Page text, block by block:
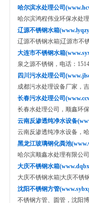
哈尔滨水处理公司
哈尔滨鸿程伟业环保水处
辽源不锈钢水箱
辽源不锈钢水箱|辽源市不
大连市不锈钢水箱
泉之源不锈钢，电话：
四川污水处理公司
成都污水处理设备厂家，
长春污水处理公司
长春水处理公司，顺鑫环保
云南反渗透纯净水设备
云南反渗透纯净水设备，
黑龙江玻璃钢化粪池
哈尔滨顺鑫水处理有限公
大庆不锈钢水箱
大庆不锈钢水箱|大庆不锈
沈阳不锈钢方管
不锈钢方管、圆管，沈阳